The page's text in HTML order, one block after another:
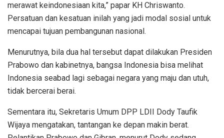
merawat keindonesiaan kita,” papar KH Chriswanto.
Persatuan dan kesatuan inilah yang jadi modal sosial untuk
mencapai tujuan pembangunan nasional.
Menurutnya, bila dua hal tersebut dapat dilakukan Presiden
Prabowo dan kabinetnya, bangsa Indonesia bisa melihat
Indonesia seabad lagi sebagai negara yang maju dan utuh,
tidak bercerai berai.
Sementara itu, Sekretaris Umum DPP LDII Dody Taufik
Wijaya mengatakan, tantangan ke depan makin berat.